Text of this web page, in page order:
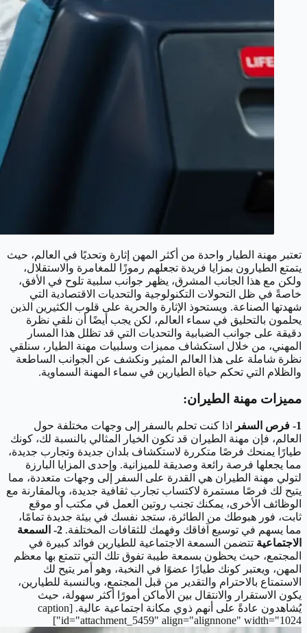
تعتبر مهنة الطيار واحدة من أكثر المهن إثارة وتحديًا في العالم، حيث
يتمتع الطيارون بمزايا فريدة تجعلهم رموزًا للمغامرة والاستقلال،
ولكن مع هذا الجانب المشرق، يظهر جوانب سلبية تلوح في الأفق،
خاصةً في ظل التحولات التكنولوجية والتحديات الاقتصادية التي
شهدتها الصناعة. ويستحوذ الإثارة والحرية على قلوب الكثيرين الذين
يحلمون بالتحليق في سماء العالم، لكن يجب أيضًا أن نلقي نظرة
دقيقة على جوانب الضبابية والتحديات التي قد تظلل هذا المسار
المهني، من خلال استكشاف مميزات وسلبيات مهنة الطيار، سنلقي
نظرة شاملة على هذا العالم المثير ونكشف عن الجوانب الساطعة
والظلام التي تحكم حياة الطيارين في سماء المهنة السماوية.
مميزات مهنة الطيران:
1- فرص السفر
اذا كنت تحلم بالسفر إلى وجهات مختلفة حول
العالم، فإن مهنة الطيران قد تكون الخيار المثالي بالنسبة لك، كونك
طيارًا يمنحك فرصًا متكررة لاستكشاف بلدان جديدة وتجارب جديدة،
مما يجعلها فرصة رائعة وصديقة للميزانية. وإحدى المزايا البارزة
لتولي مهنة الطيران هي القدرة على السفر إلى وجهات متعددة، مما
يتيح لك فرصًا مستمرة لاكتساب تجارب ثقافية جديدة، وبالمقارنة مع
الوظائف الأخرى، يمكنك تجنب روتين العمل في مكتب أو موقع
ثابت، فور هبوطك من الطائرة، ستجد نفسك في بيئة جديدة تمامًا،
مما يسهم في توسيع آفاقك وفهمك للثقافات المختلفة.
2- السمعة
الاجتماعية تتضمن السمعة الاجتماعية للطيارين فوائد كبيرة في
المجتمع، حيث يحظون بسمعة طيبة تفوق تلك التي تتمتع بها معظم
المهن، ويعتبر كونك طيارًا عضوًا في النخبة، وهو أمر يتيح لك
الاستمتاع بالاحترام والتقدير من قبل المجتمع، وبالنسبة للطيارين،
يكون الاستقرار والانتقال بين الأماكن أمورًا أكثر سهولة، حيث
يُشاهدون عادةً على أنهم ذوي مكانة اجتماعية عالية. [caption
id="attachment_5459" align="alignnone" width="1024"]